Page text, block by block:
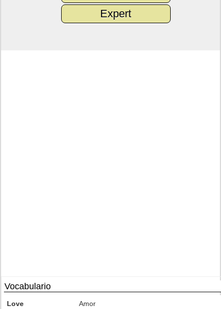
Expert
Vocabulario
Love Amor